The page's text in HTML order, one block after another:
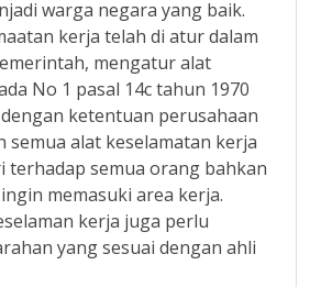
warga negara yang baik.
kerja telah di atur dalam
mengatur alat
No 1 pasal 14c tahun 1970
ketentuan perusahaan
semua alat keselamatan kerja
terhadap semua orang bahkan
memasuki area kerja.
kerja juga perlu
yang sesuai dengan ahli